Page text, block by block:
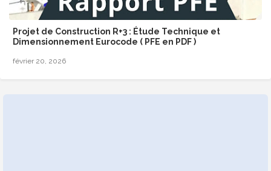
Projet de Construction R+3 : Étude Technique et
Dimensionnement Eurocode ( PFE en PDF )
février 20, 2026